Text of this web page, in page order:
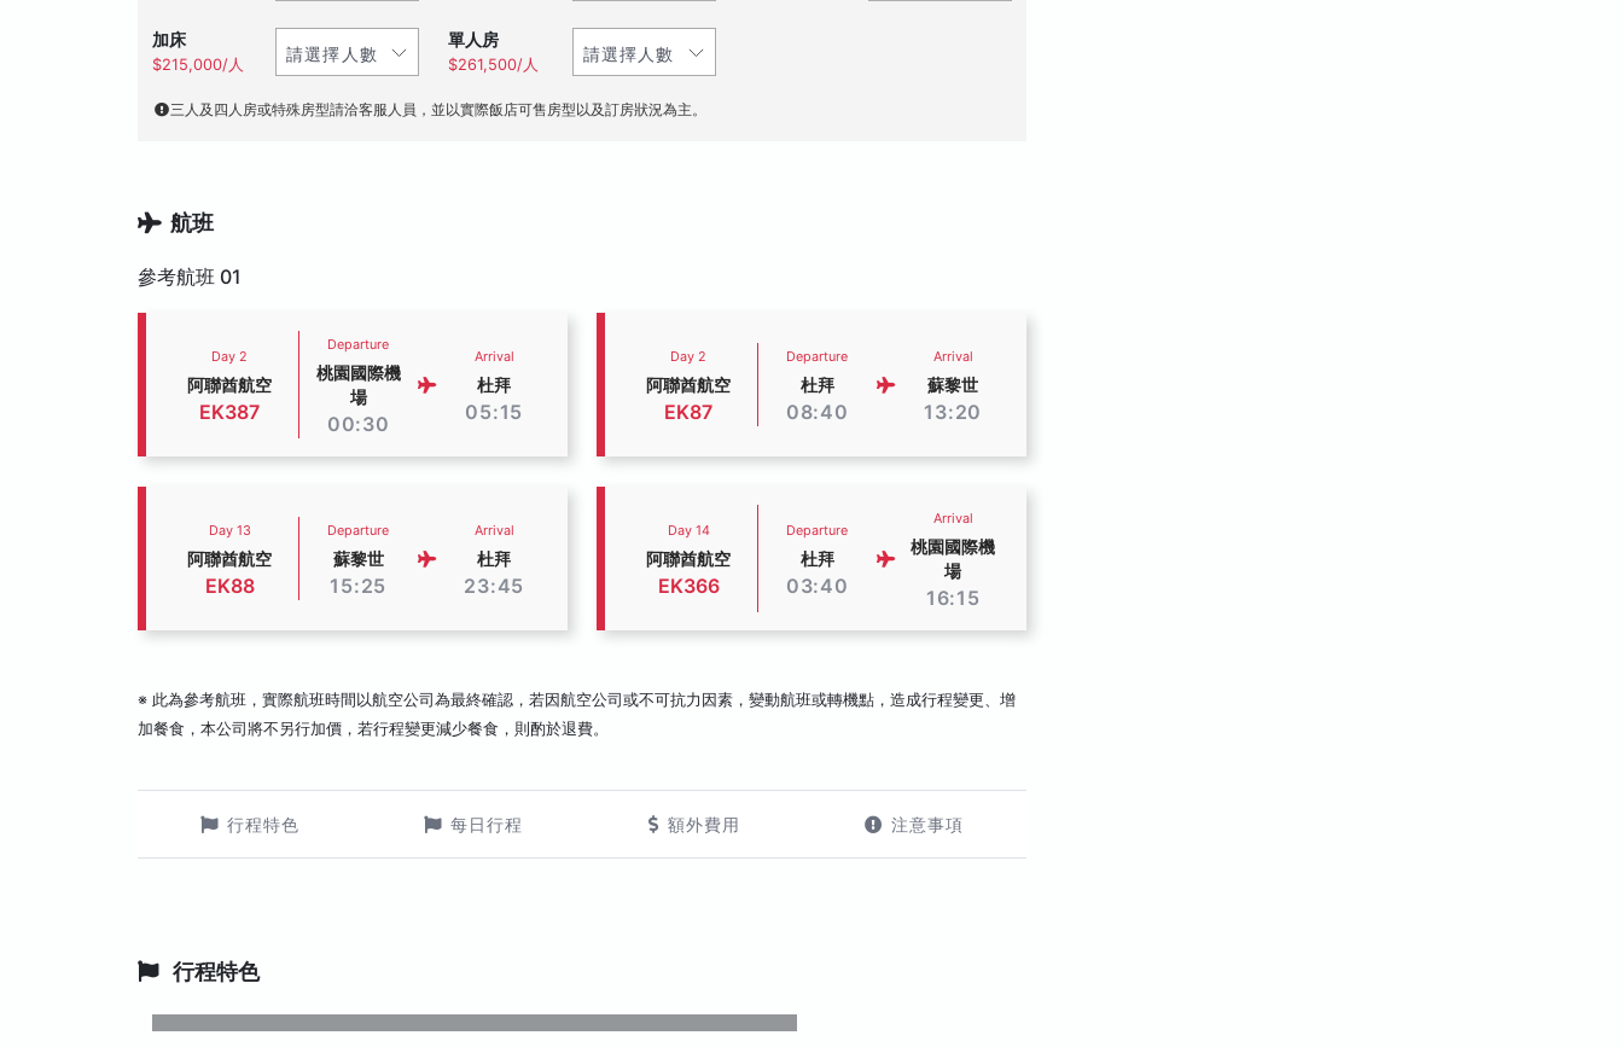
加床
$215,000/人
單人房
$261,500/人
三人及四人房或特殊房型請洽客服人員，並以實際飯店可售房型以及訂房狀況為主。
航班
參考航班 01
Day 2
阿聯酋航空
EK387
Departure
桃園國際機
場
00:30
Arrival
杜拜
05:15
Day 2
阿聯酋航空
EK87
Departure
杜拜
08:40
Arrival
蘇黎世
13:20
Day 13
阿聯酋航空
EK88
Departure
蘇黎世
15:25
Arrival
杜拜
23:45
Day 14
阿聯酋航空
EK366
Departure
杜拜
03:40
Arrival
桃園國際機
場
16:15
※ 此為參考航班，實際航班時間以航空公司為最終確認，若因航空公司或不可抗力因素，變動航班或轉機點，造成行程變更、增
加餐食，本公司將不另行加價，若行程變更減少餐食，則酌於退費。
行程特色 每日行程 額外費用 注意事項
行程特色